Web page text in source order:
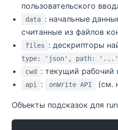
пользовательского
data : начальные
считанные из файлов
files : дескрипторы
type: 'json', path:
cwd : текущий рабочий
api : onWrite API (см.
Объекты подсказок для